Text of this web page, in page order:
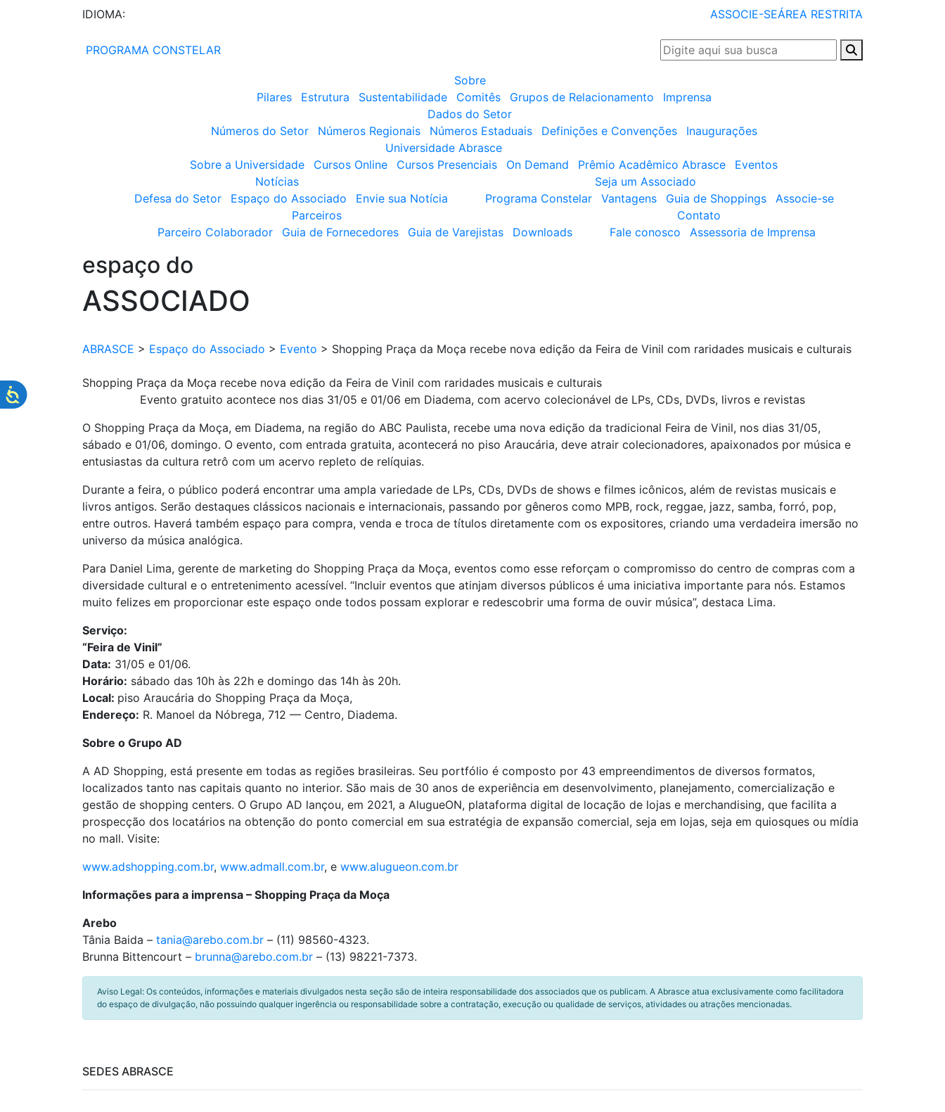
IDIOMA: ASSOCIE-SEÁREA RESTRITA
PROGRAMA CONSTELAR
Sobre
Pilares
Estrutura Sustentabilidade Comitês Grupos de Relacionamento
Imprensa
Dados do Setor
Números do Setor
Números Regionais Números Estaduais Definições e Convenções
Inaugurações
Universidade Abrasce
Sobre a Universidade
Cursos Online Cursos Presenciais On Demand Prêmio Acadêmico Abrasce
Eventos
Notícias
Defesa do Setor
Espaço do Associado Envie sua Notícia
Seja um Associado
Programa Constelar
Vantagens Guia de Shoppings
Associe-se
Parceiros
Parceiro Colaborador
Guia de Fornecedores Guia de Varejistas Downloads
Contato
Fale conosco
Assessoria de Imprensa
espaço do
ASSOCIADO
ABRASCE > Espaço do Associado > Evento > Shopping Praça da Moça recebe nova edição da Feira de Vinil com raridades musicais e culturais
Shopping Praça da Moça recebe nova edição da Feira de Vinil com raridades musicais e culturais
Evento gratuito acontece nos dias 31/05 e 01/06 em Diadema, com acervo colecionável de LPs, CDs, DVDs, livros e revistas
O Shopping Praça da Moça, em Diadema, na região do ABC Paulista, recebe uma nova edição da tradicional Feira de Vinil, nos dias 31/05,
sábado e 01/06, domingo. O evento, com entrada gratuita, acontecerá no piso Araucária, deve atrair colecionadores, apaixonados por música e
entusiastas da cultura retrô com um acervo repleto de relíquias.
Durante a feira, o público poderá encontrar uma ampla variedade de LPs, CDs, DVDs de shows e filmes icônicos, além de revistas musicais e
livros antigos. Serão destaques clássicos nacionais e internacionais, passando por gêneros como MPB, rock, reggae, jazz, samba, forró, pop,
entre outros. Haverá também espaço para compra, venda e troca de títulos diretamente com os expositores, criando uma verdadeira imersão no
universo da música analógica.
Para Daniel Lima, gerente de marketing do Shopping Praça da Moça, eventos como esse reforçam o compromisso do centro de compras com a
diversidade cultural e o entretenimento acessível. “Incluir eventos que atinjam diversos públicos é uma iniciativa importante para nós. Estamos
muito felizes em proporcionar este espaço onde todos possam explorar e redescobrir uma forma de ouvir música”, destaca Lima.
Serviço:
“Feira de Vinil”
Data: 31/05 e 01/06.
Horário: sábado das 10h às 22h e domingo das 14h às 20h.
Local: piso Araucária do Shopping Praça da Moça,
Endereço: R. Manoel da Nóbrega, 712 — Centro, Diadema.
Sobre o Grupo AD
A AD Shopping, está presente em todas as regiões brasileiras. Seu portfólio é composto por 43 empreendimentos de diversos formatos,
localizados tanto nas capitais quanto no interior. São mais de 30 anos de experiência em desenvolvimento, planejamento, comercialização e
gestão de shopping centers. O Grupo AD lançou, em 2021, a AlugueON, plataforma digital de locação de lojas e merchandising, que facilita a
prospecção dos locatários na obtenção do ponto comercial em sua estratégia de expansão comercial, seja em lojas, seja em quiosques ou mídia
no mall. Visite:
www.adshopping.com.br, www.admall.com.br, e www.alugueon.com.br
Informações para a imprensa – Shopping Praça da Moça
Arebo
Tânia Baida – tania@arebo.com.br – (11) 98560-4323.
Brunna Bittencourt – brunna@arebo.com.br – (13) 98221-7373.
Aviso Legal: Os conteúdos, informações e materiais divulgados nesta seção são de inteira responsabilidade dos associados que os publicam. A Abrasce atua exclusivamente como facilitadora
do espaço de divulgação, não possuindo qualquer ingerência ou responsabilidade sobre a contratação, execução ou qualidade de serviços, atividades ou atrações mencionadas.
SEDES ABRASCE